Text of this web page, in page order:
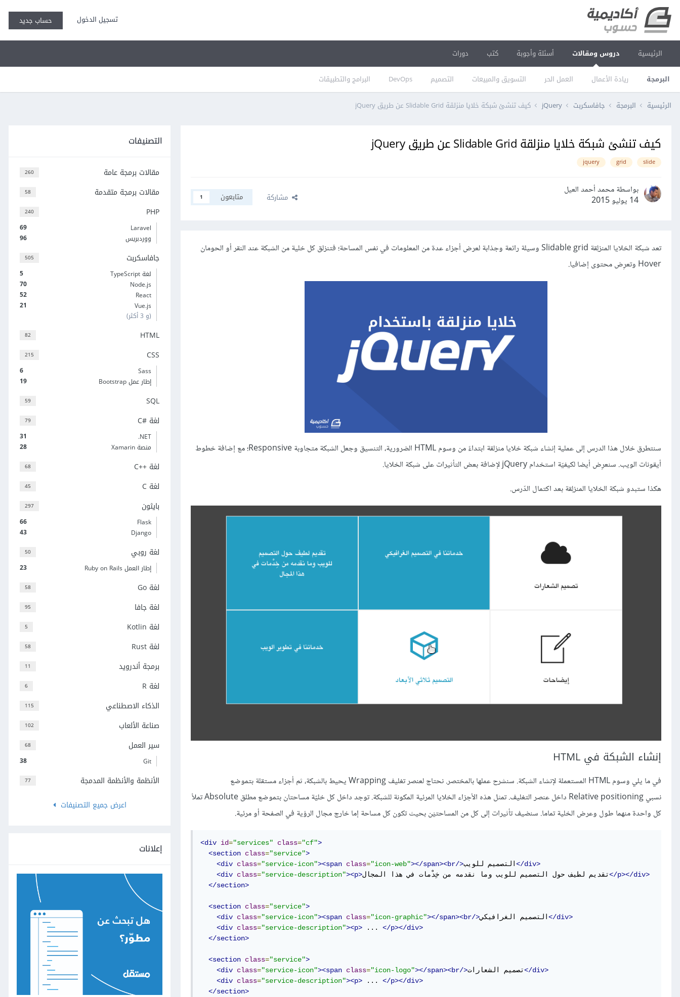
تسجيل الدخول حساب جديد
الرئيسية دروس ومقالات
البرمجة ريادة الأعمال العمل الحر التسويق والمبيعات التصميم DevOps البرامج والتطبيقات
أسئلة وأجوبة كتب دورات
الرئيسية البرمجة جافاسكربت jQuery كيف تنشئ شبكة خلايا منزلقة Slidable Grid عن طريق jQuery
كيف تنشئ شبكة خلايا منزلقة Slidable Grid عن طريق jQuery
slide
grid
jquery
بواسطة محمد أحمد العيل
14 يوليو 2015
مشاركة متابعون 1
تعد شبكة الخلايا المنزلِقة Slidable grid وسيلة رائعة وجذابة لعرض أجزاء عدة من المعلومات في نفس المساحة؛ فتنزلق كل خلية من الشبكة عند النقر أو الحومان
Hover وتعرِض محتوى إضافيا.
سنتطرق خلال هذا الدرس إلى عملية إنشاء شبكة خلايا منزلقة ابتداءً من وسوم HTML الضرورية، التنسيق وجعل الشبكة متجاوبة Responsive؛ مع إضافة خطوط
أيقونات الويب. سنعرِض أيضا لكيفيّة استخدام jQuery لإضافة بعض التأثيرات على شبكة الخلايا.
هكذا ستبدو شبكة الخلايا المنزلِقة بعد اكتمال الدّرس.
إنشاء الشبكة في HTML
في ما يلي وسوم HTML المستعملة لإنشاء الشبكة. سنشرح عملها بالمختصر. نحتاج لعنصر تغليف Wrapping يحيط بالشبكة، ثم أجزاء مستقلة بتموضع
نسبي Relative positioning داخل عنصر التغليف. تمثل هذه الأجزاء الخلايا المرئية المكونة للشبكة. توجد داخل كل خليّة مساحتان بتموضع مطلق Absolute تملأ
كل واحدة منهما طول وعرض الخلية تماما. سنضيف تأثيرات إلى كل من المساحتيْن بحيث تكون كل مساحة إما خارج مجال الرؤية في الصفحة أو مرئية.
<div id="services" class="cf">
<section class="service">
<div class="service-icon"><span class="icon-web"></span><br/>التصميم للويب </div>
<div class="service-description"><p>تقديم لطيف حول التصميم للويب وما نقدمه من خِدْمات في هذا المجال</p></div>
</section>
<section class="service">
<div class="service-icon"><span class="icon-graphic"></span><br/>التصميم الغرافيكي </div>
<div class="service-description"><p> ... </p></div>
</section>
<section class="service">
<div class="service-icon"><span class="icon-logo"></span><br/>تصميم الشعارات</div>
<div class="service-description"><p> ... </p></div>
</section>
التصنيفات
260 مقالات برمجة عامة
58 مقالات برمجة متقدمة
240 PHP
69
Laravel
96
ووردبريس
505 جافاسكربت
5
لغة TypeScript
70
Node.js
52
React
21
Vue.js
(و 3 أكثر)
82 HTML
215 CSS
6
Sass
19
إطار عمل Bootstrap
59 SQL
79 لغة C#‎
31
‎.NET
28
منصة Xamarin
68 لغة C++‎
45 لغة C
297 بايثون
66
Flask
43
Django
50 لغة روبي
23 إطار العمل Ruby on Rails
58 لغة Go
95 لغة جافا
5 لغة Kotlin
58 لغة Rust
11 برمجة أندرويد
6 لغة R
115 الذكاء الاصطناعي
102 صناعة الألعاب
68 سير العمل
38 Git
77
الأنظمة والأنظمة المدمجة
اعرض جميع التصنيفات
إعلانات